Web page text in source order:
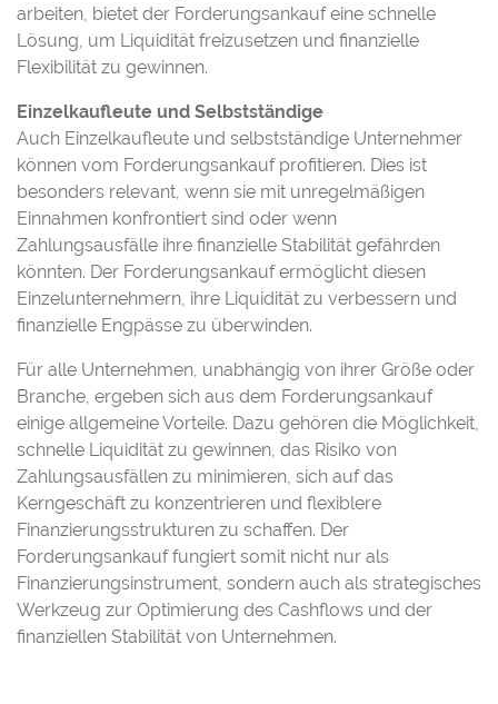
arbeiten, bietet der Forderungsankauf eine schnelle
Lösung, um Liquidität freizusetzen und finanzielle
Flexibilität zu gewinnen.
Einzelkaufleute und Selbstständige
Auch Einzelkaufleute und selbstständige Unternehmer
können vom Forderungsankauf profitieren. Dies ist
besonders relevant, wenn sie mit unregelmäßigen
Einnahmen konfrontiert sind oder wenn
Zahlungsausfälle ihre finanzielle Stabilität gefährden
könnten. Der Forderungsankauf ermöglicht diesen
Einzelunternehmern, ihre Liquidität zu verbessern und
finanzielle Engpässe zu überwinden.
Für alle Unternehmen, unabhängig von ihrer Größe oder
Branche, ergeben sich aus dem Forderungsankauf
einige allgemeine Vorteile. Dazu gehören die Möglichkeit,
schnelle Liquidität zu gewinnen, das Risiko von
Zahlungsausfällen zu minimieren, sich auf das
Kerngeschäft zu konzentrieren und flexiblere
Finanzierungsstrukturen zu schaffen. Der
Forderungsankauf fungiert somit nicht nur als
Finanzierungsinstrument, sondern auch als strategisches
Werkzeug zur Optimierung des Cashflows und der
finanziellen Stabilität von Unternehmen.